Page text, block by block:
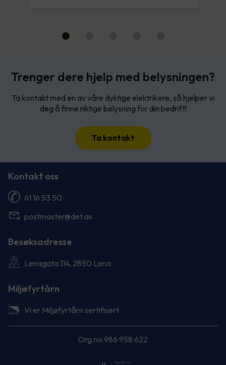
Trenger dere hjelp med belysningen?
Ta kontakt med en av våre dyktige elektrikere, så hjelper vi
deg å finne riktige belysning for din bedrift!
Ta kontakt
Kontakt oss
61 16 53 50
postmaster@det.as
Besøksadresse
Lenagata 114, 2850 Lena
Miljøfyrtårn
Vi er Miljøfyrtårn sertifisert
Org.no 986 958 622